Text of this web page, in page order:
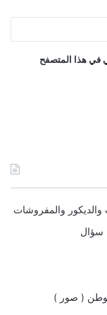
في هذا المتصفح
والديكور والمفروشات
( صور )